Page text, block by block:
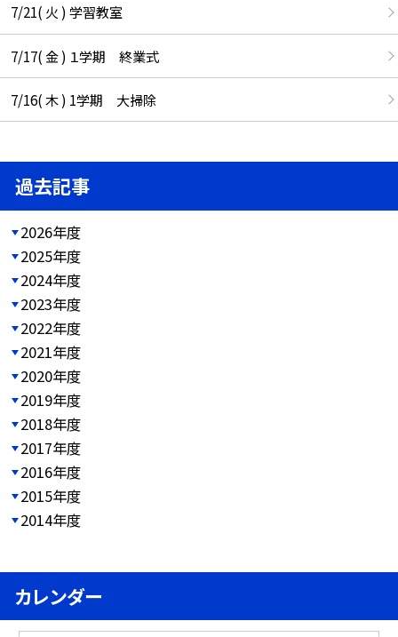
7/21( 火 ) 学習教室
7/17( 金 ) １学期 終業式
7/16( 木 ) 1学期 大掃除
過去記事
2026年度
2025年度
2024年度
2023年度
2022年度
2021年度
2020年度
2019年度
2018年度
2017年度
2016年度
2015年度
2014年度
カレンダー